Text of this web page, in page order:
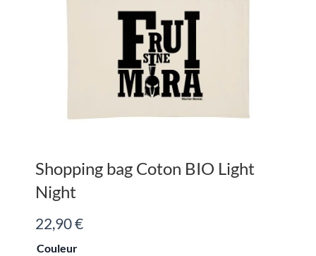
Shopping bag Coton BIO Light
Night
22,90€
Couleur
quantité